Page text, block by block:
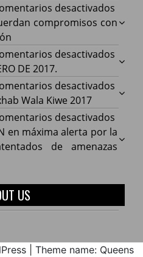
desactivados
Cauca
con
de
compromisos con
desactivados
ACIN
DE
DE 2017.
desactivados
Hacía
la
2017
Wala Kiwe 2017
desactivados
Cauca
en máxima alerta por la
de amenazas
US
Theme name: Queens